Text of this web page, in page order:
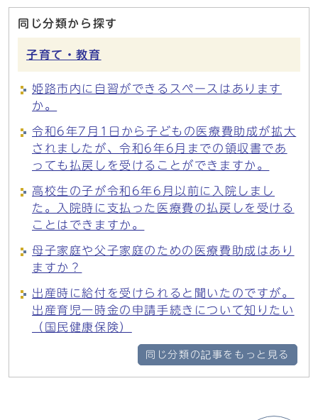
同じ分類から探す
子育て・教育
姫路市内に自習ができるスペースはあります
か。
令和6年7月1日から子どもの医療費助成が拡大
されましたが、令和6年6月までの領収書であ
っても払戻しを受けることができますか。
高校生の子が令和6年6月以前に入院しまし
た。入院時に支払った医療費の払戻しを受ける
ことはできますか。
母子家庭や父子家庭のための医療費助成はあり
ますか？
出産時に給付を受けられると聞いたのですが。
出産育児一時金の申請手続きについて知りたい
（国民健康保険）
同じ分類の記事をもっと見る